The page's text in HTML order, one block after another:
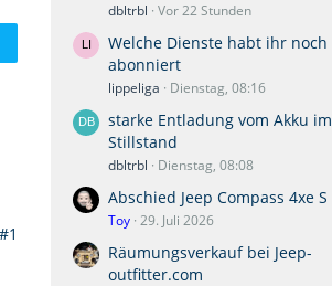
#1
dbltrbl Vor 22 Stunden
Welche Dienste habt ihr noch
abonniert
lippeliga Dienstag, 08:16
starke Entladung vom Akku im
Stillstand
dbltrbl Dienstag, 08:08
Abschied Jeep Compass 4xe S
Toy 29. Juli 2026
Räumungsverkauf bei Jeep-
outfitter.com